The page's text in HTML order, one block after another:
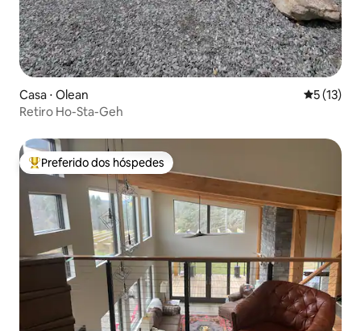
Casa ⋅ Olean 5 de uma
5 (13)
Retiro Ho-Sta-Geh
Entre os melhores preferidos dos hóspedes
Preferido dos hóspedes